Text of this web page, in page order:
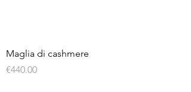
Maglia di cashmere
Price
€440.00